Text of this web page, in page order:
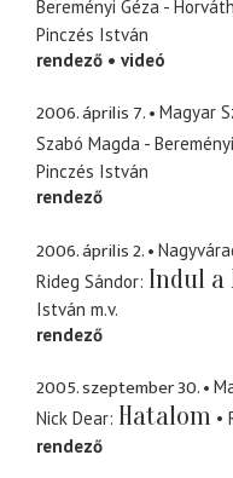
Bereményi Géza -
Pinczés István
rendező
videó
2006. április 7.
Magyar
Szabó Magda -
Pinczés István
rendező
2006. április 2.
Rideg Sándor Indul a
István m.v.
rendező
2005. szeptember 30.
Nick Dear Hatalom
rendező